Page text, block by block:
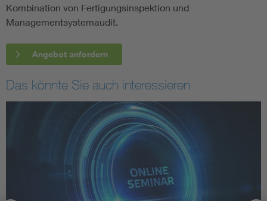
Kombination von Fertigungsinspektion und
Managementsystemaudit.
Angebot anfordern
Das könnte Sie auch interessieren